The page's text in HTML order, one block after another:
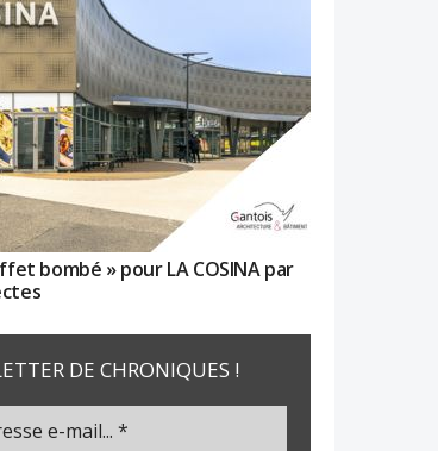
bombé » pour LA COSINA par
DE CHRONIQUES !